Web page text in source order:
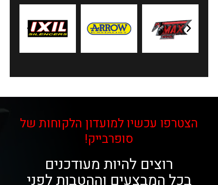
הצטרפו עכשיו למועדון הלקוחות של
סופרבייק!
רוצים להיות מעודכנים